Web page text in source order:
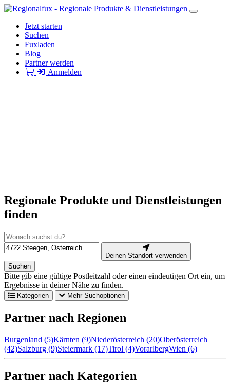
Jetzt starten
Suchen
Fuxladen
Blog
Partner werden
Anmelden
Regionale Produkte und Dienstleistungen
finden
Deinen Standort verwenden
Suchen
Bitte gib eine gültige Postleitzahl oder einen eindeutigen Ort ein, um
Ergebnisse in deiner Nähe zu finden.
Kategorien Mehr Suchoptionen
Partner nach Regionen
Burgenland (5)Kärnten (9)Niederösterreich (20)Oberösterreich
(42)Salzburg (9)Steiermark (17)Tirol (4)VorarlbergWien (6)
Partner nach Kategorien